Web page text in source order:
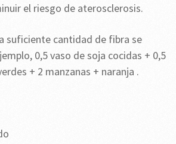
el riesgo de aterosclerosis.
suficiente cantidad de fibra se
0,5 vaso de soja cocidas + 0,5
+ 2 manzanas + naranja .